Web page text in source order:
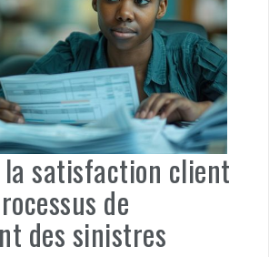
satisfaction client
de
des sinistres